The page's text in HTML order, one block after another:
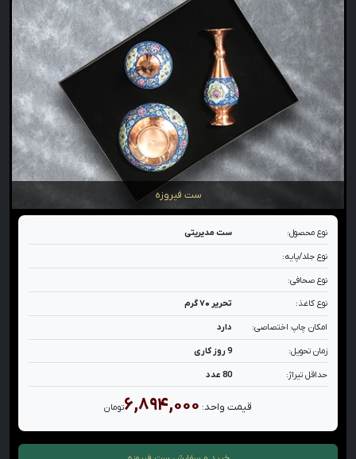
ست فیروزه
نوع محصول: ست مدیریتی
نوع جلد/پایه:
نوع صحافی:
نوع کاغذ: تحریر ۷۰ گرم
امکان چاپ اختصاصی: دارد
زمان تحویل: 9 روز کاری
حداقل تیراژ: 80 عدد
قیمت واحد: ۶,۸۹۴,۰۰۰تومان